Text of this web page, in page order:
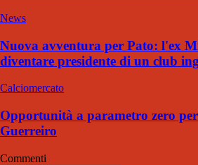
News
Nuova avventura per Pato: l'ex
diventare presidente di un club
Calciomercato
Opportunità a parametro zero
Guerreiro
Commenti